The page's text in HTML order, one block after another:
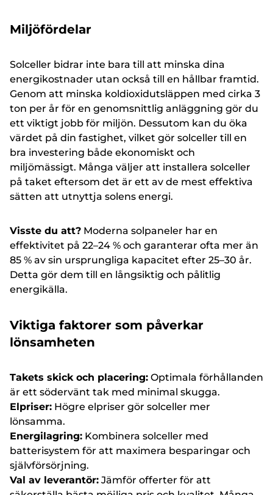
Miljöfördelar
Solceller bidrar inte bara till att minska dina
energikostnader utan också till en hållbar framtid.
Genom att minska koldioxidutsläppen med cirka 3
ton per år för en genomsnittlig anläggning gör du
ett viktigt jobb för miljön. Dessutom kan du öka
värdet på din fastighet, vilket gör solceller till en
bra investering både ekonomiskt och
miljömässigt. Många väljer att installera solceller
på taket eftersom det är ett av de mest effektiva
sätten att utnyttja solens energi.
Visste du att? Moderna solpaneler har en
effektivitet på 22–24 % och garanterar ofta mer än
85 % av sin ursprungliga kapacitet efter 25–30 år.
Detta gör dem till en långsiktig och pålitlig
energikälla.
Viktiga faktorer som påverkar
lönsamheten
Takets skick och placering: Optimala förhållanden
är ett södervänt tak med minimal skugga.
Elpriser: Högre elpriser gör solceller mer
lönsamma.
Energilagring: Kombinera solceller med
batterisystem för att maximera besparingar och
självförsörjning.
Val av leverantör: Jämför offerter för att